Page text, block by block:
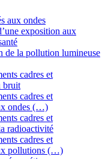
aux ondes
exposition aux
de la pollution lumineuse
cadres et
bruit
cadres et
ondes (…)
cadres et
radioactivité
cadres et
pollutions (…)